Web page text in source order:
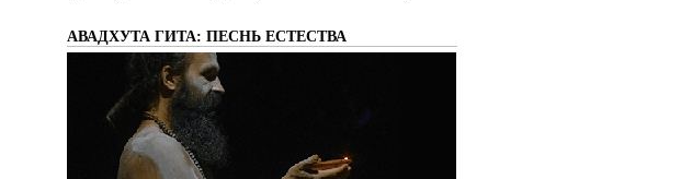
АВАДХУТА ГИТА: ПЕСНЬ ЕСТЕСТВА